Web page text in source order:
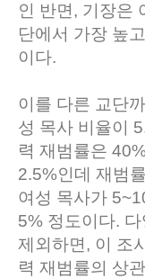
인 반면, 기장은
단에서 가장 높
이다.
이를 다른 교단
성 목사 비율이
력 재범률은
2.5%인데 재범
여성 목사가
5% 정도이다.
제외하면, 이 조
력 재범률의 상